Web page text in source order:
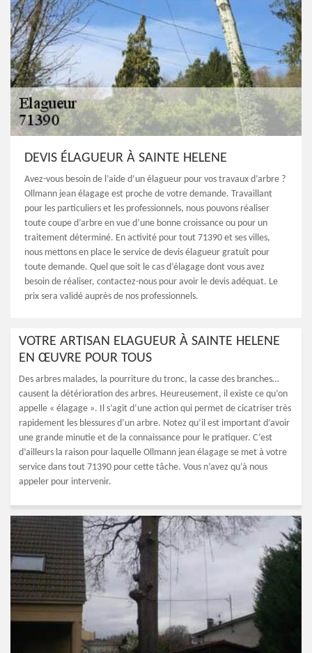
DEVIS ÉLAGUEUR À SAINTE HELENE
Avez-vous besoin de l’aide d’un élagueur pour vos travaux d’arbre ?
Ollmann jean élagage est proche de votre demande. Travaillant
pour les particuliers et les professionnels, nous pouvons réaliser
toute coupe d’arbre en vue d’une bonne croissance ou pour un
traitement déterminé. En activité pour tout 71390 et ses villes,
nous mettons en place le service de devis élagueur gratuit pour
toute demande. Quel que soit le cas d’élagage dont vous avez
besoin de réaliser, contactez-nous pour avoir le devis adéquat. Le
prix sera validé auprès de nos professionnels.
VOTRE ARTISAN ELAGUEUR À SAINTE HELENE
EN ŒUVRE POUR TOUS
Des arbres malades, la pourriture du tronc, la casse des branches…
causent la détérioration des arbres. Heureusement, il existe ce qu’on
appelle « élagage ». Il s’agit d’une action qui permet de cicatriser très
rapidement les blessures d’un arbre. Notez qu’il est important d’avoir
une grande minutie et de la connaissance pour le pratiquer. C’est
d’ailleurs la raison pour laquelle Ollmann jean élagage se met à votre
service dans tout 71390 pour cette tâche. Vous n’avez qu’à nous
appeler pour intervenir.